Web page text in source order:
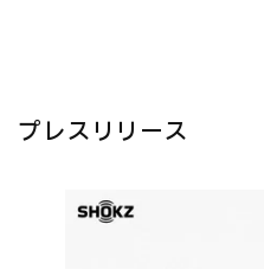
プレスリリース